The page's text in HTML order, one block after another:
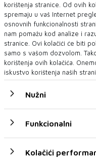
Najavljen nastavak
Proračuna BiH U Banja
korištenja stranice. Od ovih
spremaju u vaš Internet
osnovnih funkcionalnosti
nam pomažu kod analize i
stranice. Ovi kolačići će biti
samo s vašom dozvolom.
korištenja ovih kolačića.
iskustvo korištenja naših
Nužni
Funkcionalni
Kolačići